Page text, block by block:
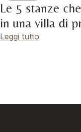
Le 5 stanze
in una villa di
Leggi tutto